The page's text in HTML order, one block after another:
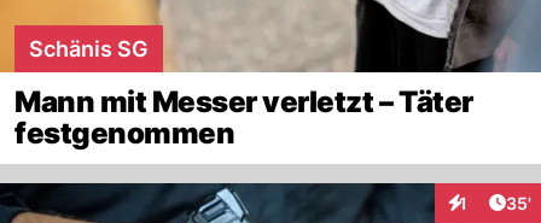
Schänis SG
Mann mit Messer verletzt – Täter
festgenommen
1 35'